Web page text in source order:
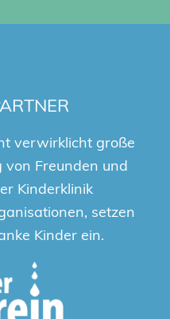
verwirklicht große
von Freunden und
Kinderklinik
setzen
Kinder ein.